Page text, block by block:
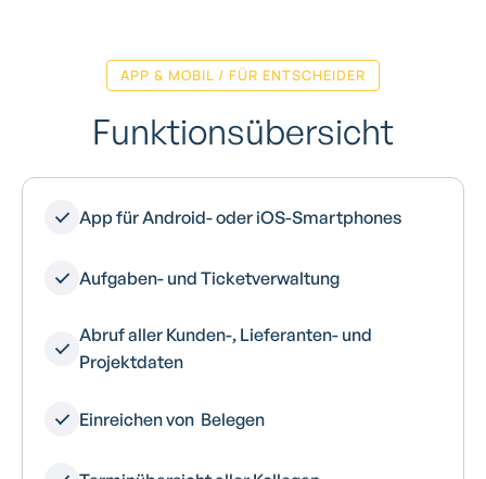
APP & MOBIL / FÜR ENTSCHEIDER
Funktionsübersicht
App für Android- oder iOS-Smartphones
Aufgaben- und Ticketverwaltung
Abruf aller Kunden-, Lieferanten- und
Projektdaten
Einreichen von Belegen